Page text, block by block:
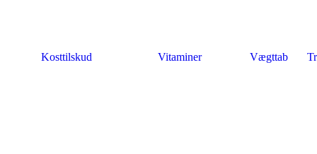
Kosttilskud Vitaminer Vægttab